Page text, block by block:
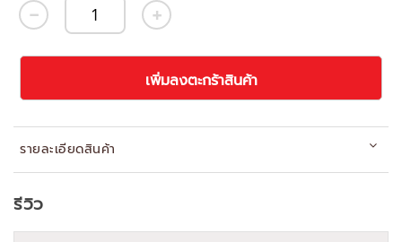
เพิ่มลงตะกร้าสินค้า
รายละเอียดสินค้า
รีวิว